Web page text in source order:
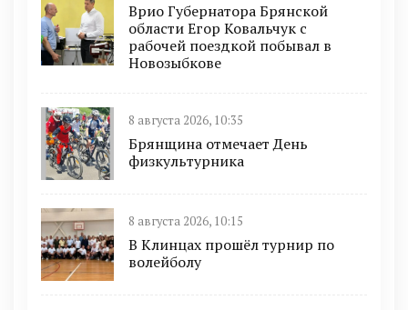
Врио Губернатора Брянской
области Егор Ковальчук с
рабочей поездкой побывал в
Новозыбкове
8 августа 2026, 10:35
Брянщина отмечает День
физкультурника
8 августа 2026, 10:15
В Клинцах прошёл турнир по
волейболу